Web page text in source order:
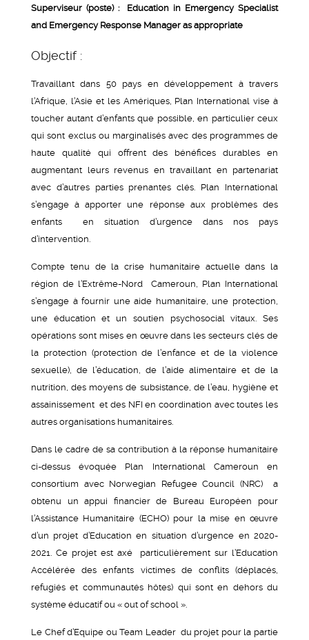
Superviseur (poste) : Education in Emergency Specialist
and Emergency Response Manager as appropriate
Objectif :
Travaillant dans 50 pays en développement à travers
l’Afrique, l’Asie et les Amériques, Plan International vise à
toucher autant d’enfants que possible, en particulier ceux
qui sont exclus ou marginalisés avec des programmes de
haute qualité qui offrent des bénéfices durables en
augmentant leurs revenus en travaillant en partenariat
avec d’autres parties prenantes clés. Plan International
s’engage à apporter une réponse aux problèmes des
enfants en situation d’urgence dans nos pays
d’intervention.
Compte tenu de la crise humanitaire actuelle dans la
région de l’Extrême-Nord Cameroun, Plan International
s’engage à fournir une aide humanitaire, une protection,
une éducation et un soutien psychosocial vitaux. Ses
opérations sont mises en œuvre dans les secteurs clés de
la protection (protection de l’enfance et de la violence
sexuelle), de l’éducation, de l’aide alimentaire et de la
nutrition, des moyens de subsistance, de l’eau, hygiène et
assainissement et des NFI en coordination avec toutes les
autres organisations humanitaires.
Dans le cadre de sa contribution à la réponse humanitaire
ci-dessus évoquée Plan International Cameroun en
consortium avec Norwegian Refugee Council (NRC) a
obtenu un appui financier de Bureau Européen pour
l’Assistance Humanitaire (ECHO) pour la mise en œuvre
d’un projet d’Education en situation d’urgence en 2020-
2021. Ce projet est axé particulièrement sur l’Education
Accélérée des enfants victimes de conflits (déplacés,
refugiés et communautés hôtes) qui sont en dehors du
système éducatif ou « out of school ».
Le Chef d’Equipe ou Team Leader du projet pour la partie